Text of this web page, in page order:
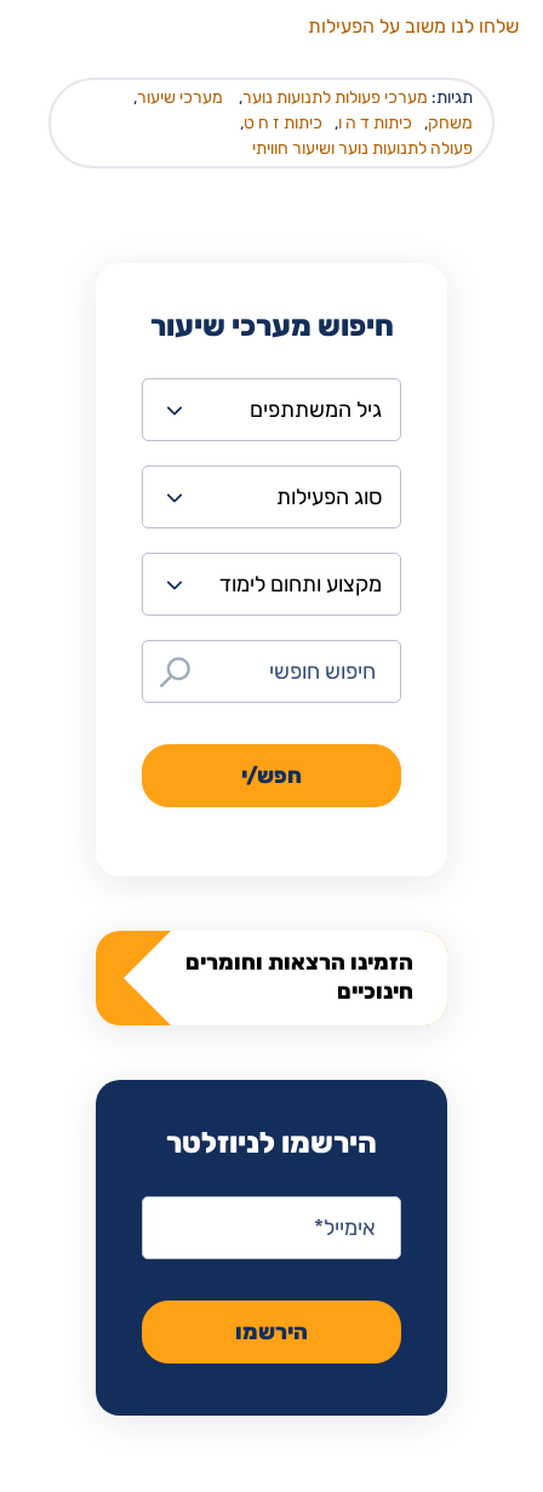
שלחו לנו משוב על הפעילות
תגיות: מערכי פעולות לתנועות נוער, מערכי שיעור,
משחק, כיתות ד ה ו, כיתות ז ח ט,
פעולה לתנועות נוער ושיעור חוויתי
חיפוש מערכי שיעור
חפש/י
הזמינו הרצאות וחומרים
חינוכיים
הירשמו לניוזלטר
אימייל
הירשמו